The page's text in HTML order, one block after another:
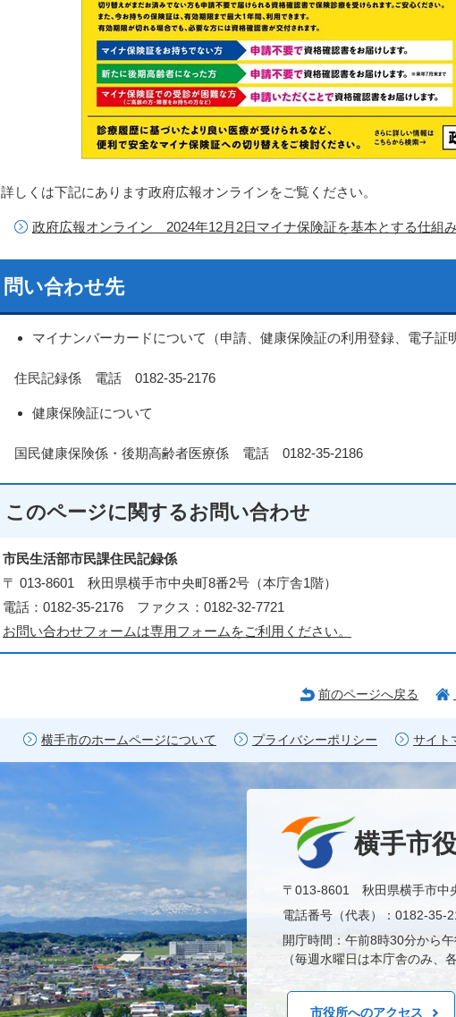
詳しくは下記にあります政府広報オンラインをご覧ください。
政府広報オンライン 2024年12月2日マイナ保険証を基本とする仕組
問い合わせ先
マイナンバーカードについて（申請、健康保険証の利用登録、電子証
住民記録係 電話 0182-35-2176
健康保険証について
国民健康保険係・後期高齢者医療係 電話 0182-35-2186
このページに関するお問い合わせ
市民生活部市民課住民記録係
〒 013-8601 秋田県横手市中央町8番2号（本庁舎1階）
電話：0182-35-2176 ファクス：0182-32-7721
お問い合わせフォームは専用フォームをご利用ください。
前のページへ戻る
横手市のホームページについて プライバシーポリシー サイト
横手市
〒013-8601 秋田県横手市中
電話番号（代表）：0182-
開庁時間：午前8時30分から
（毎週水曜日は本庁舎のみ
市役所へのアクセス